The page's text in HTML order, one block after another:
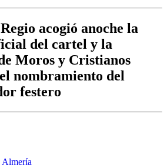
acogió anoche la
del cartel y la
Moros y Cristianos
nombramiento del
festero
Almería